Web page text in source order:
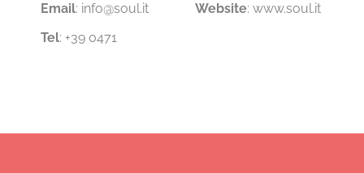
Email: info@soul.it
Tel: +39 0471
Website: www.soul.it